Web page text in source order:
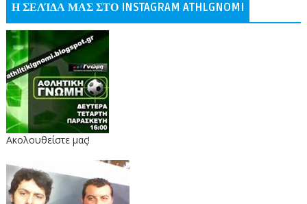
Η ΣΕΛΊΔΑ ΜΑΣ ΣΤΟ INSTAGRAM ATHLGNOMI
Ακολουθείστε μας!